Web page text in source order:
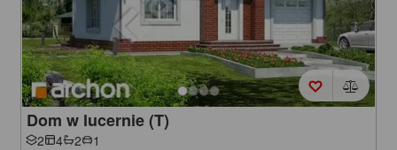
Dom w lucernie (T)
2 4 2 1